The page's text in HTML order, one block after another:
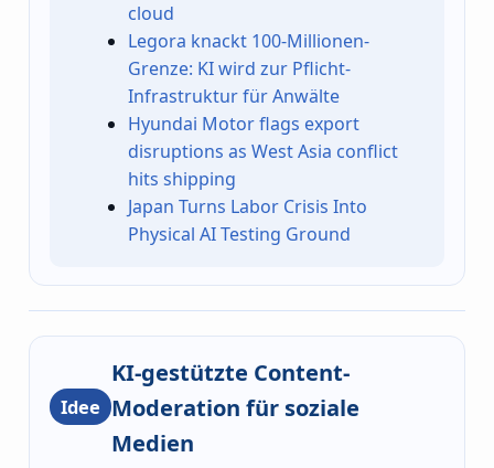
cloud
Legora knackt 100-Millionen-
Grenze: KI wird zur Pflicht-
Infrastruktur für Anwälte
Hyundai Motor flags export
disruptions as West Asia conflict
hits shipping
Japan Turns Labor Crisis Into
Physical AI Testing Ground
Idee
KI-gestützte Content-
Moderation für soziale
Medien